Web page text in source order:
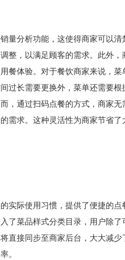
量分析功能，这使得商家可以
整，以满足顾客的需求。此外
餐体验。 对于餐饮商家来说，
过长需要更换外，菜单还需要
，通过扫码点餐的方式，商家
需求。这种灵活性为商家节省
实际使用习惯，提供了便捷的
了菜品样式分类目录，用户除
直接同步至商家后台，大大减
。